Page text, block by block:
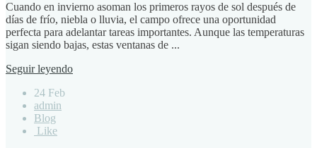
Cuando en invierno asoman los primeros rayos de sol después de
días de frío, niebla o lluvia, el campo ofrece una oportunidad
perfecta para adelantar tareas importantes. Aunque las temperaturas
sigan siendo bajas, estas ventanas de ...
Seguir leyendo
24 Feb
admin
Blog
Like